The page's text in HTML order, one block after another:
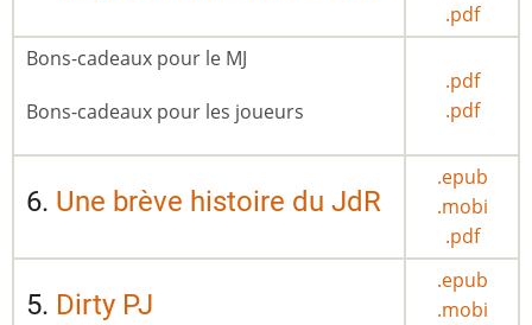
.pdf
Bons-cadeaux pour le MJ
Bons-cadeaux pour les joueurs
.pdf
.pdf
6. Une brève histoire du JdR
.epub
.mobi
.pdf
5. Dirty PJ
.epub
.mobi